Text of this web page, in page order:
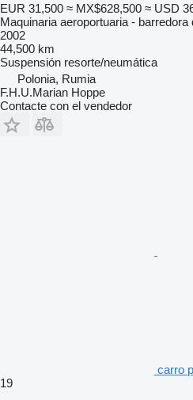
EUR 31,500 ≈ MX$628,500 ≈ USD
Maquinaria aeroportuaria - barredora
2002
44,500 km
Suspensión resorte/neumática
Polonia, Rumia
F.H.U.Marian Hoppe
Contacte con el vendedor
carro
19